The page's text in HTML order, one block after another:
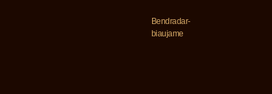
Bendradar-
biaujame